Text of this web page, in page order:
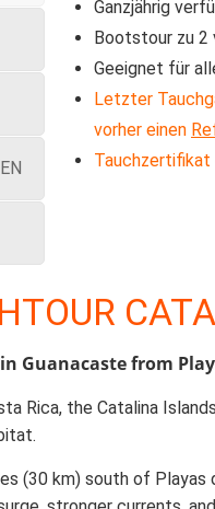
Ganzjährig
Bootstour zu 2
Geeignet für
Letzter
vorher einen
Guanacaste from
Rica, the Catalina
(30 km) south of Playas